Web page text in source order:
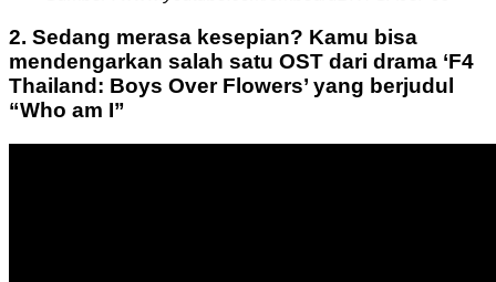
2. Sedang merasa kesepian? Kamu bisa
mendengarkan salah satu OST dari drama ‘F4
Thailand: Boys Over Flowers’ yang berjudul
“Who am I”